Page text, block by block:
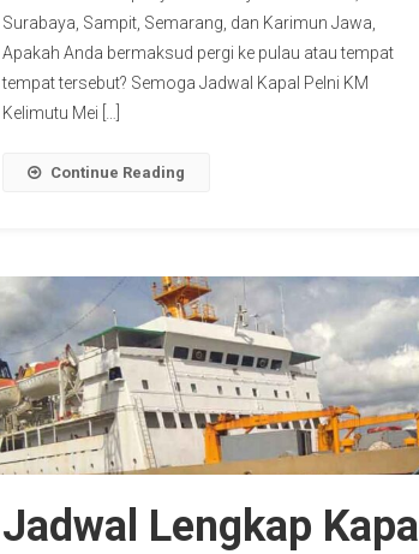
Surabaya, Sampit, Semarang, dan Karimun Jawa,
Apakah Anda bermaksud pergi ke pulau atau tempat
tempat tersebut? Semoga Jadwal Kapal Pelni KM
Kelimutu Mei […]
Continue Reading
Jadwal Lengkap Kapal